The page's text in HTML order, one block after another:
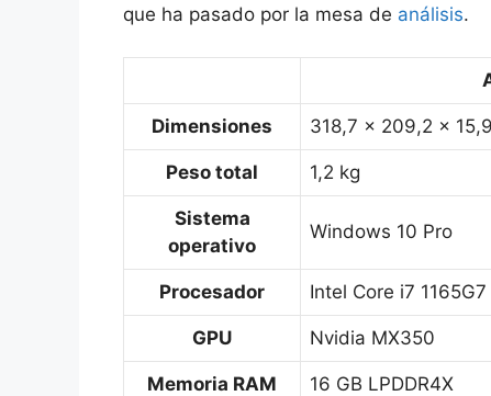
que ha pasado por la mesa de análisis.
Dimensiones 318,7 x 209,2 x
Peso total 1,2 kg
Sistema
operativo
Windows 10 Pro
Procesador Intel Core i7 1165G7
GPU Nvidia MX350
Memoria RAM 16 GB LPDDR4X